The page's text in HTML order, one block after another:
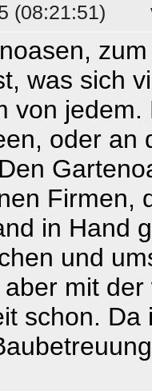
(08:21:51)
was sich
von
oder an
Firmen,
in Hand
und
mit
schon. Da